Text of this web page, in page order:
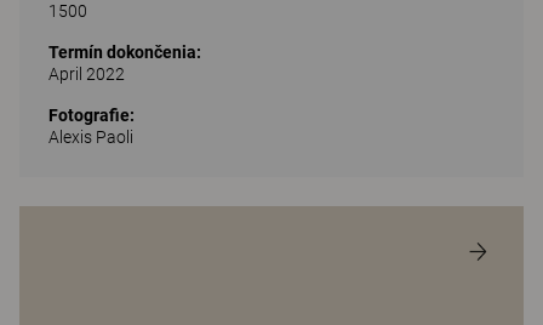
1500
Termín dokončenia:
April 2022
Fotografie:
Alexis Paoli